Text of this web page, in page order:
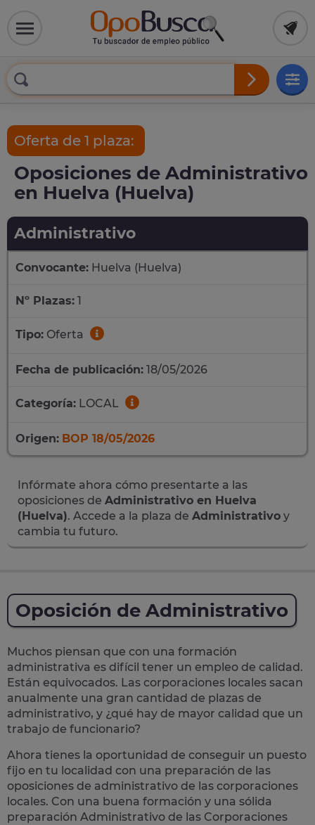
Oferta de 1 plaza:
Oposiciones de Administrativo
en Huelva (Huelva)
Administrativo
Convocante: Huelva (Huelva)
Nº Plazas: 1
Tipo: Oferta
Fecha de publicación: 18/05/2026
Categoría: LOCAL
Origen: BOP 18/05/2026
Infórmate ahora cómo presentarte a las
oposiciones de Administrativo en Huelva
(Huelva). Accede a la plaza de Administrativo y
cambia tu futuro.
Oposición de Administrativo
Muchos piensan que con una formación
administrativa es difícil tener un empleo de calidad.
Están equivocados. Las corporaciones locales sacan
anualmente una gran cantidad de plazas de
administrativo, y ¿qué hay de mayor calidad que un
trabajo de funcionario?
Ahora tienes la oportunidad de conseguir un puesto
fijo en tu localidad con una preparación de las
oposiciones de administrativo de las corporaciones
locales. Con una buena formación y una sólida
preparación Administrativo de las Corporaciones